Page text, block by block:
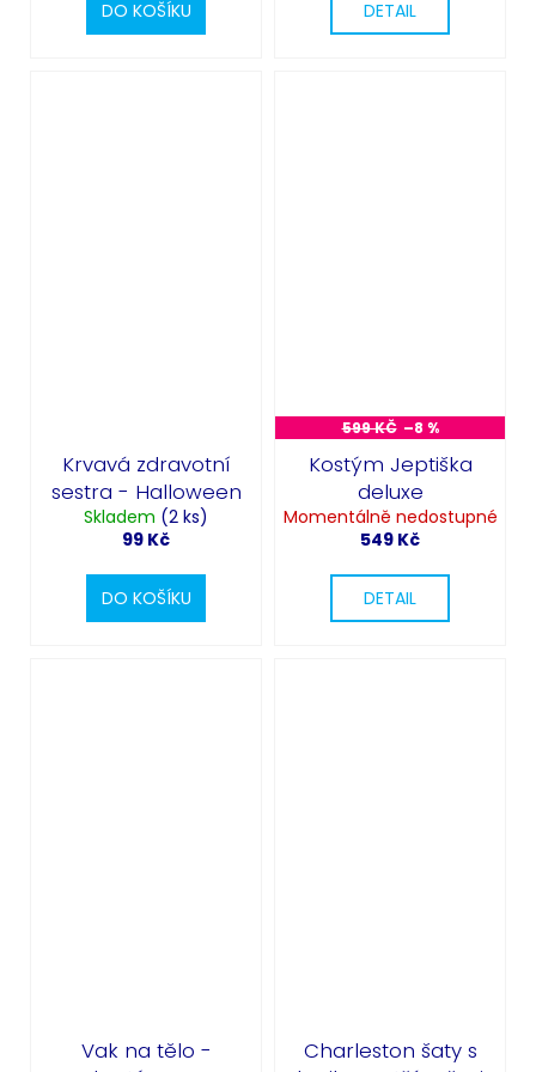
DO KOŠÍKU DETAIL
Krvavá zdravotní
sestra - Halloween
Skladem (2 ks)
99 Kč
DO KOŠÍKU
599 KČ –8 %
Kostým Jeptiška
deluxe
Momentálně nedostupné
549 Kč
DETAIL
Vak na tělo -
Charleston šaty s